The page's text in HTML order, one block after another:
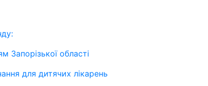
Запорізької області
для дитячих лікарень